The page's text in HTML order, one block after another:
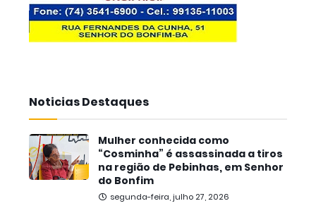
Noticias Destaques
Mulher conhecida como
“Cosminha” é assassinada a tiros
na região de Pebinhas, em Senhor
do Bonfim
segunda-feira, julho 27, 2026